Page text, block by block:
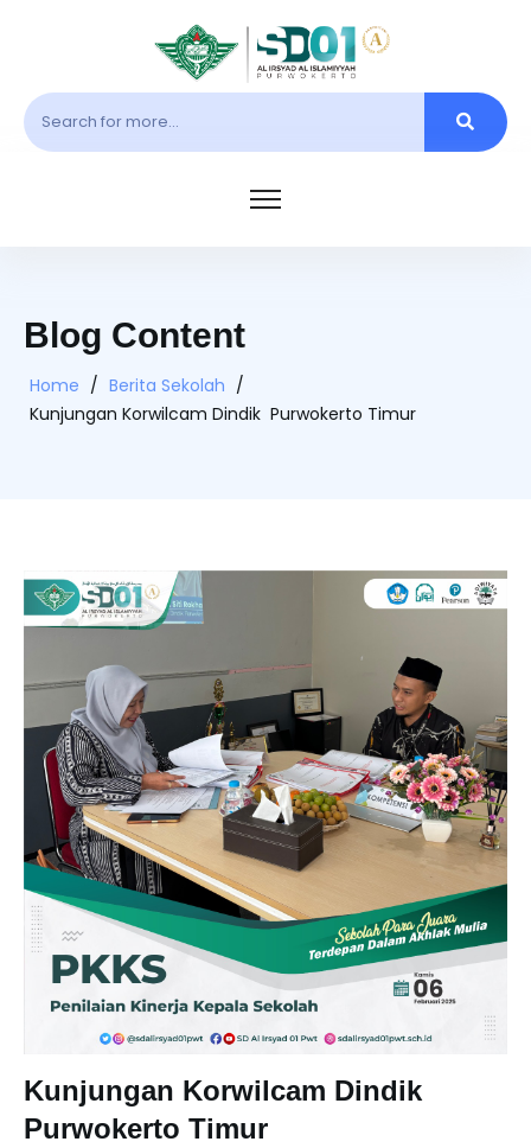
Blog Content
Home / Berita Sekolah /
Kunjungan Korwilcam Dindik Purwokerto Timur
Kunjungan Korwilcam Dindik
Purwokerto Timur